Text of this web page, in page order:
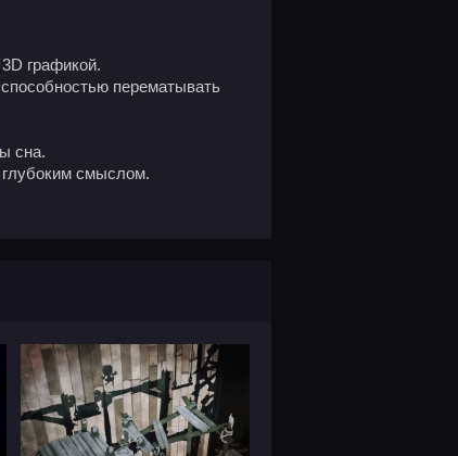
графикой.
перематывать
сна.
глубоким смыслом.